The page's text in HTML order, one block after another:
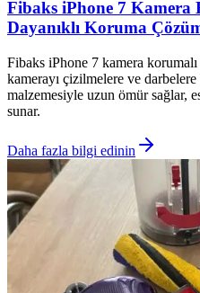
Fibaks iPhone 7 Kamera
Dayanıklı Koruma
Fibaks iPhone 7 kamera
kamerayı çizilmelere ve darbelere
malzemesiyle uzun ömür sağlar,
sunar.
Daha fazla bilgi edinin